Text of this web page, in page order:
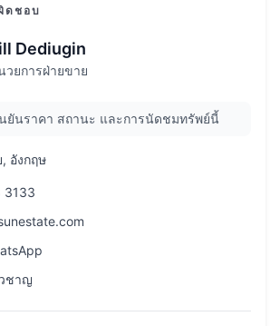
ดชอบ
Dediugin
วยการฝ่ายขาย
ยันราคา สถานะ และการนัดชมทรัพย์นี้
, อังกฤษ
3133
ชาญ